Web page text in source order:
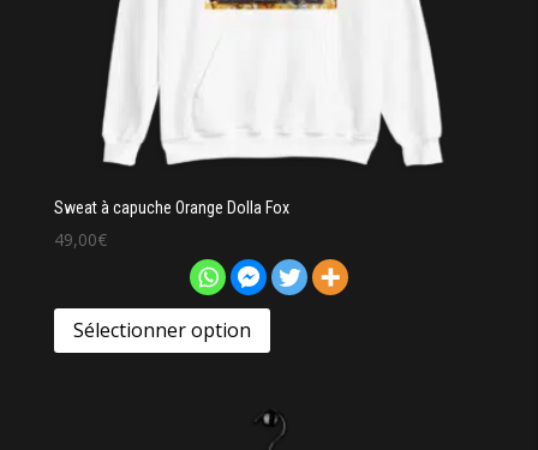
Sweat à capuche Orange Dolla Fox
49,00€
Sélectionner option